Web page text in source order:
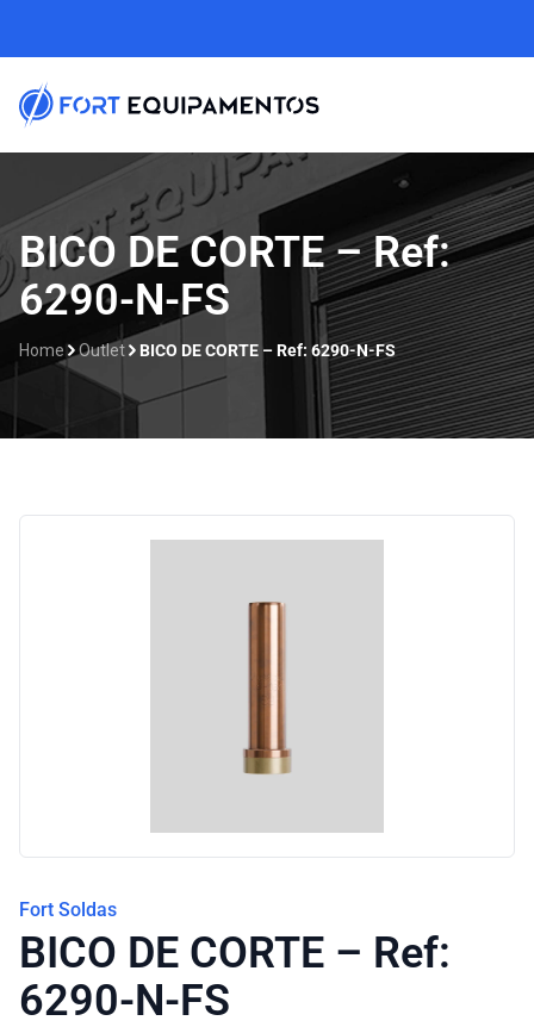
Home
Sobre nós
Linhas
Outlet
Catálogos
BICO DE CORTE – Ref:
6290-N-FS
Home Outlet BICO DE CORTE – Ref: 6290-N-FS
Fort Soldas
BICO DE CORTE – Ref:
6290-N-FS